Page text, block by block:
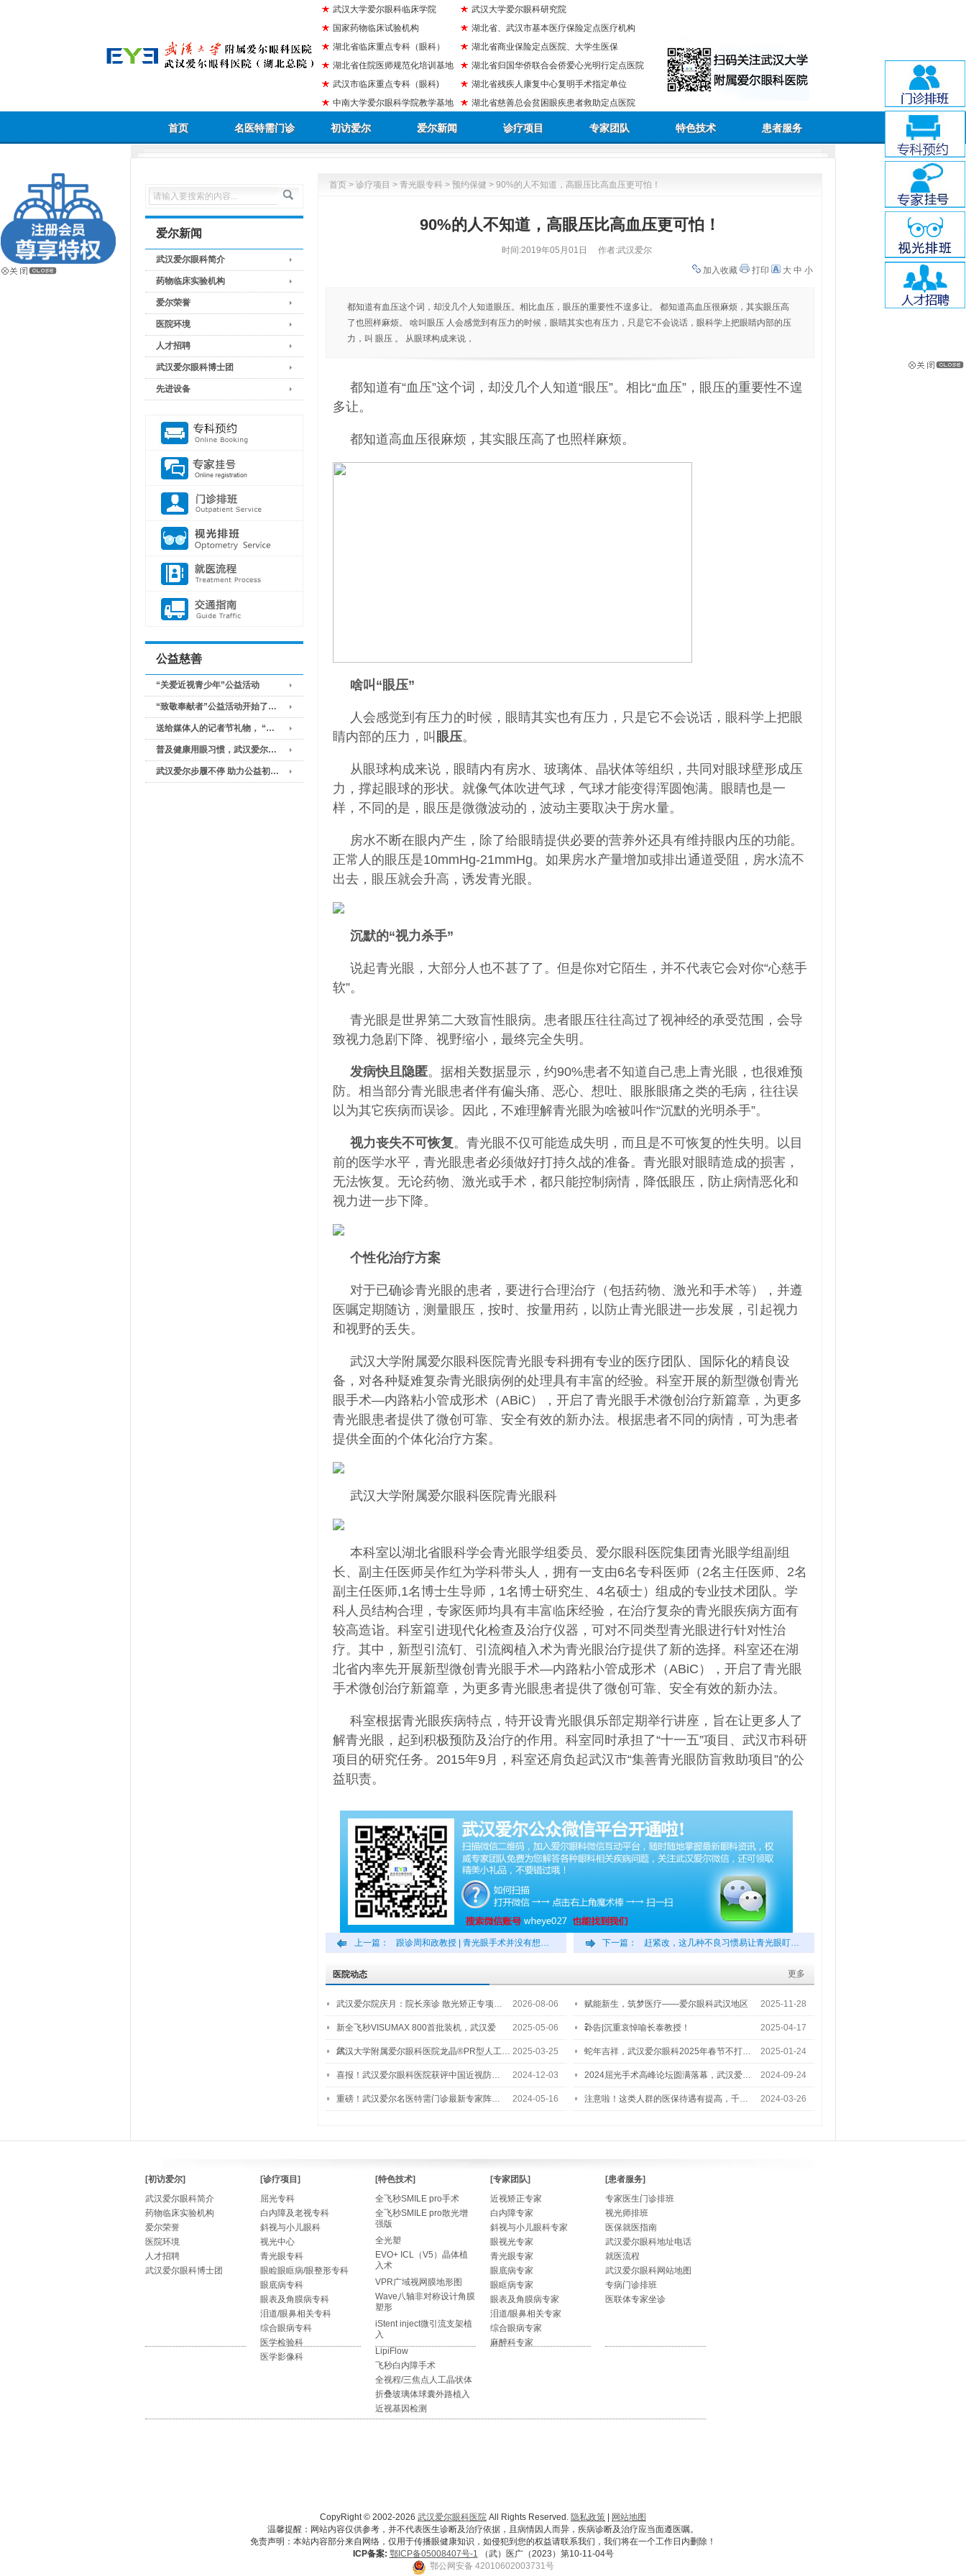
武汉大学爱尔眼科临床学院
国家药物临床试验机构
湖北省临床重点专科（眼科）
湖北省住院医师规范化培训基地
武汉市临床重点专科（眼科)
中南大学爱尔眼科学院教学基地
武汉大学爱尔眼科研究院
湖北省、武汉市基本医疗保险定点医疗机构
湖北省商业保险定点医院、大学生医保
湖北省归国华侨联合会侨爱心光明行定点医院
湖北省残疾人康复中心复明手术指定单位
湖北省慈善总会贫困眼疾患者救助定点医院
首页 名医特需门诊 初访爱尔 爱尔新闻 诊疗项目 专家团队 特色技术 患者服务
爱尔新闻
武汉爱尔眼科简介
药物临床实验机构
爱尔荣誉
医院环境
人才招聘
武汉爱尔眼科博士团
先进设备
公益慈善
“关爱近视青少年”公益活动
“致敬奉献者”公益活动开始了…
送给媒体人的记者节礼物， “…
普及健康用眼习惯，武汉爱尔…
武汉爱尔步履不停 助力公益初…
首页 > 诊疗项目 > 青光眼专科 > 预约保健 > 90%的人不知道，高眼压比高血压更可怕！
90%的人不知道，高眼压比高血压更可怕！
时间:2019年05月01日
作者:武汉爱尔
加入收藏
打印 大 中 小
都知道有血压这个词，却没几个人知道眼压。相比血压，眼压的重要性不遑多让。 都知道高血压很麻烦，其实眼压高
了也照样麻烦。 啥叫眼压 人会感觉到有压力的时候，眼睛其实也有压力，只是它不会说话，眼科学上把眼睛内部的压
力，叫 眼压 。 从眼球构成来说，
都知道有“血压”这个词，却没几个人知道“眼压”。相比“血压”，眼压的重要性不遑
多让。
都知道高血压很麻烦，其实眼压高了也照样麻烦。
啥叫“眼压”
人会感觉到有压力的时候，眼睛其实也有压力，只是它不会说话，眼科学上把眼
睛内部的压力，叫 眼压。
从眼球构成来说，眼睛内有房水、玻璃体、晶状体等组织，共同对眼球壁形成压
力，撑起眼球的形状。就像气体吹进气球，气球才能变得浑圆饱满。眼睛也是一
样，不同的是，眼压是微微波动的，波动主要取决于房水量。
房水不断在眼内产生，除了给眼睛提供必要的营养外还具有维持眼内压的功能。
正常人的眼压是10mmHg-21mmHg。如果房水产量增加或排出通道受阻，房水流不
出去，眼压就会升高，诱发青光眼。
沉默的“视力杀手”
说起青光眼，大部分人也不甚了了。但是你对它陌生，并不代表它会对你“心慈手
软”。
青光眼是世界第二大致盲性眼病。患者眼压往往高过了视神经的承受范围，会导
致视力急剧下降、视野缩小，最终完全失明。
发病快且隐匿。据相关数据显示，约90%患者不知道自己患上青光眼，也很难预
防。相当部分青光眼患者伴有偏头痛、恶心、想吐、眼胀眼痛之类的毛病，往往误
以为其它疾病而误诊。因此，不难理解青光眼为啥被叫作“沉默的光明杀手”。
视力丧失不可恢复。青光眼不仅可能造成失明，而且是不可恢复的性失明。以目
前的医学水平，青光眼患者必须做好打持久战的准备。青光眼对眼睛造成的损害，
无法恢复。无论药物、激光或手术，都只能控制病情，降低眼压，防止病情恶化和
视力进一步下降。
个性化治疗方案
对于已确诊青光眼的患者，要进行合理治疗（包括药物、激光和手术等），并遵
医嘱定期随访，测量眼压，按时、按量用药，以防止青光眼进一步发展，引起视力
和视野的丢失。
武汉大学附属爱尔眼科医院青光眼专科拥有专业的医疗团队、国际化的精良设
备，对各种疑难复杂青光眼病例的处理具有丰富的经验。科室开展的新型微创青光
眼手术—内路粘小管成形术（ABiC），开启了青光眼手术微创治疗新篇章，为更多
青光眼患者提供了微创可靠、安全有效的新办法。根据患者不同的病情，可为患者
提供全面的个体化治疗方案。
武汉大学附属爱尔眼科医院青光眼科
本科室以湖北省眼科学会青光眼学组委员、爱尔眼科医院集团青光眼学组副组
长、副主任医师吴作红为学科带头人，拥有一支由6名专科医师（2名主任医师、2名
副主任医师,1名博士生导师，1名博士研究生、4名硕士）组成的专业技术团队。学
科人员结构合理，专家医师均具有丰富临床经验，在治疗复杂的青光眼疾病方面有
较高造诣。科室引进现代化检查及治疗仪器，可对不同类型青光眼进行针对性治
疗。其中，新型引流钉、引流阀植入术为青光眼治疗提供了新的选择。科室还在湖
北省内率先开展新型微创青光眼手术—内路粘小管成形术（ABiC），开启了青光眼
手术微创治疗新篇章，为更多青光眼患者提供了微创可靠、安全有效的新办法。
科室根据青光眼疾病特点，特开设青光眼俱乐部定期举行讲座，旨在让更多人了
解青光眼，起到积极预防及治疗的作用。科室同时承担了“十一五”项目、武汉市科研
项目的研究任务。2015年9月，科室还肩负起武汉市“集善青光眼防盲救助项目”的公
益职责。
上一篇： 跟诊周和政教授 | 青光眼手术并没有想… 下一篇： 赶紧改，这几种不良习惯易让青光眼盯…
更多
医院动态
武汉爱尔院庆月：院长亲诊 散光矫正专项… 2026-08-06 赋能新生，筑梦医疗——爱尔眼科武汉地区
2…
2025-11-28
新全飞秒VISUMAX 800首批装机，武汉爱
尔…
2025-05-06 讣告|沉重哀悼喻长泰教授！ 2025-04-17
武汉大学附属爱尔眼科医院龙晶®PR型人工… 2025-03-25 蛇年吉祥，武汉爱尔眼科2025年春节不打… 2025-01-24
喜报！武汉爱尔眼科医院获评中国近视防… 2024-12-03 2024屈光手术高峰论坛圆满落幕，武汉爱… 2024-09-24
重磅！武汉爱尔名医特需门诊最新专家阵… 2024-05-16 注意啦！这类人群的医保待遇有提高，千… 2024-03-26
[初访爱尔]
武汉爱尔眼科简介
药物临床实验机构
爱尔荣誉
医院环境
人才招聘
武汉爱尔眼科博士团
[诊疗项目]
屈光专科
白内障及老视专科
斜视与小儿眼科
视光中心
青光眼专科
眼睑眼眶病/眼整形专科
眼底病专科
眼表及角膜病专科
泪道/眼鼻相关专科
综合眼病专科
医学检验科
医学影像科
[特色技术]
全飞秒SMILE pro手术
全飞秒SMILE pro散光增
强版
全光塑
EVO+ ICL（V5）晶体植
入术
VPR广域视网膜地形图
Wave八轴非对称设计角膜
塑形
iStent inject微引流支架植
入
LipiFlow
飞秒白内障手术
全视程/三焦点人工晶状体
折叠玻璃体球囊外路植入
近视基因检测
[专家团队]
近视矫正专家
白内障专家
斜视与小儿眼科专家
眼视光专家
青光眼专家
眼底病专家
眼眶病专家
眼表及角膜病专家
泪道/眼鼻相关专家
综合眼病专家
麻醉科专家
[患者服务]
专家医生门诊排班
视光师排班
医保就医指南
武汉爱尔眼科地址电话
就医流程
武汉爱尔眼科网站地图
专病门诊排班
医联体专家坐诊
CopyRight © 2002-2026 武汉爱尔眼科医院 All Rights Reserved. 隐私政策
网站地图
温馨提醒：网站内容仅供参考，并不代表医生诊断及治疗依据，且病情因人而异，疾病诊断及治疗应当面遵医嘱。
免责声明：本站内容部分来自网络，仅用于传播眼健康知识，如侵犯到您的权益请联系我们，我们将在一个工作日内删除！
ICP备案: 鄂ICP备05008407号-1 （武）医广（2023）第10-11-04号
鄂公网安备 42010602003731号